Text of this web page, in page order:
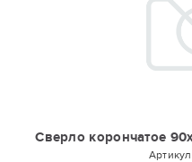
Сверло корончатое